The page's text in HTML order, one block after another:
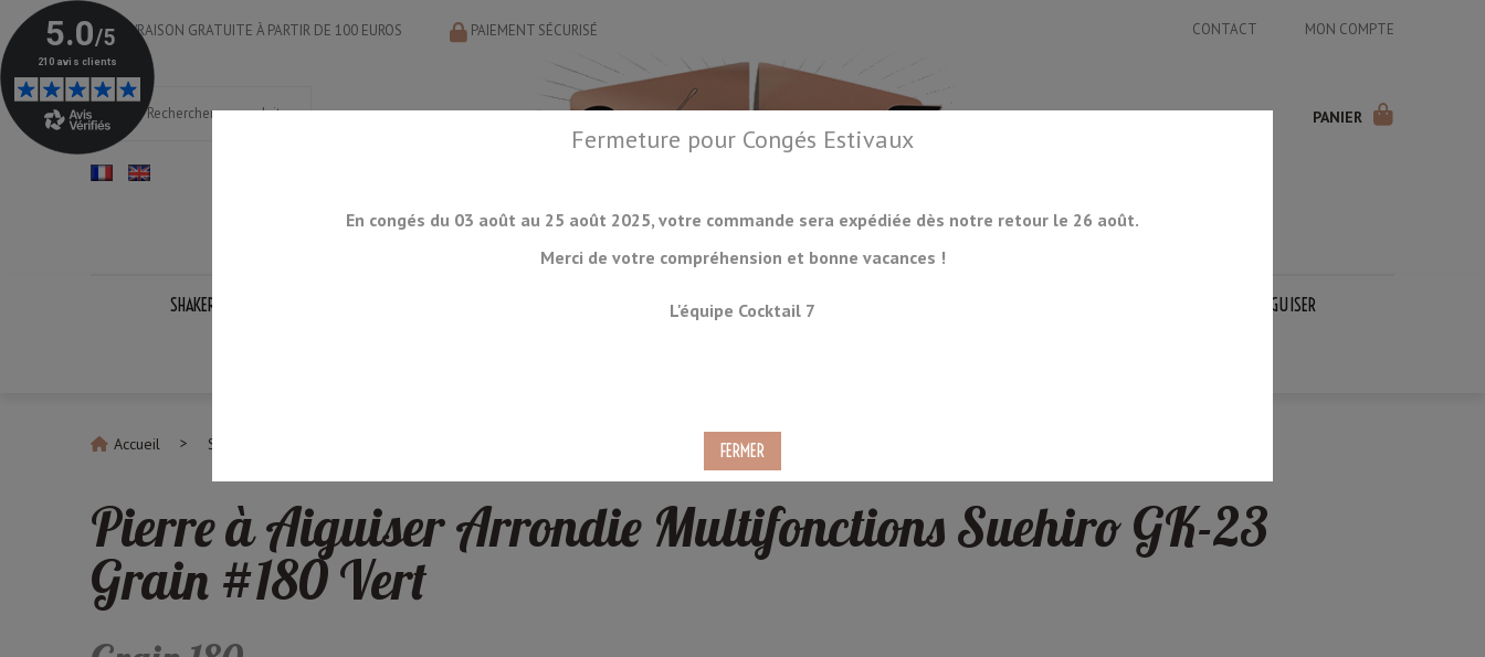
CONTACT MON COMPTE
LIVRAISON GRATUITE À PARTIR DE 100 EUROS PAIEMENT SÉCURISÉ
PANIER
SHAKERS LA GLACE ORGANISATION PIERRES À AIGUISER
Accueil Suehiro Pierre à Aiguiser Arrondie Multifonctions Suehiro GK-23 Grain #180 Vert
Fermeture pour Congés Estivaux
En congés du 03 août au 25 août 2025, votre commande sera expédiée dès notre retour le 26 août.
Merci de votre compréhension et bonne vacances !
L'équipe Cocktail 7
Pierre à Aiguiser Arrondie Multifonctions Suehiro GK-23
Grain #180 Vert